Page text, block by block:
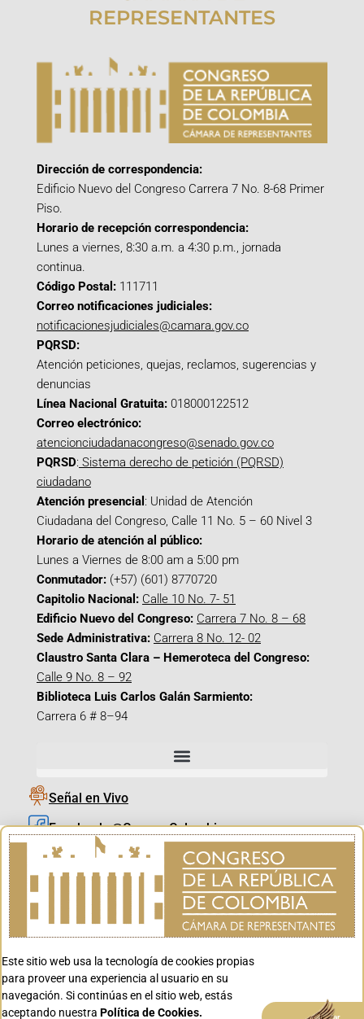
REPRESENTANTES
Dirección de correspondencia:
Edificio Nuevo del Congreso Carrera 7 No. 8-68 Primer
Piso.
Horario de recepción correspondencia:
Lunes a viernes, 8:30 a.m. a 4:30 p.m., jornada
continua.
Código Postal: 111711
Correo notificaciones judiciales:
notificacionesjudiciales@camara.gov.co
PQRSD:
Atención peticiones, quejas, reclamos, sugerencias y
denuncias
Línea Nacional Gratuita: 018000122512
Correo electrónico:
atencionciudadanacongreso@senado.gov.co
PQRSD: Sistema derecho de petición (PQRSD)
ciudadano
Atención presencial : Unidad de Atención
Ciudadana del Congreso, Calle 11 No. 5 – 60 Nivel 3
Horario de atención al público:
Lunes a Viernes de 8:00 am a 5:00 pm
Conmutador: (+57) (601) 8770720
Capitolio Nacional: Calle 10 No. 7- 51
Edificio Nuevo del Congreso: Carrera 7 No. 8 – 68
Sede Administrativa: Carrera 8 No. 12- 02
Claustro Santa Clara – Hemeroteca del Congreso:
Calle 9 No. 8 – 92
Biblioteca Luis Carlos Galán Sarmiento:
Carrera 6 # 8–94
Señal en Vivo
Facebook_@CamaraColombia
Instagram_@CamaraColombia
X_@CamaraColombia
Youtube_@CamaraColombia
Youtube_@CanalCongreso
Este sitio web usa la tecnología de cookies propias
para proveer una experiencia al usuario en su
navegación. Si continúas en el sitio web, estás
aceptando nuestra Política de Cookies. Aceptar